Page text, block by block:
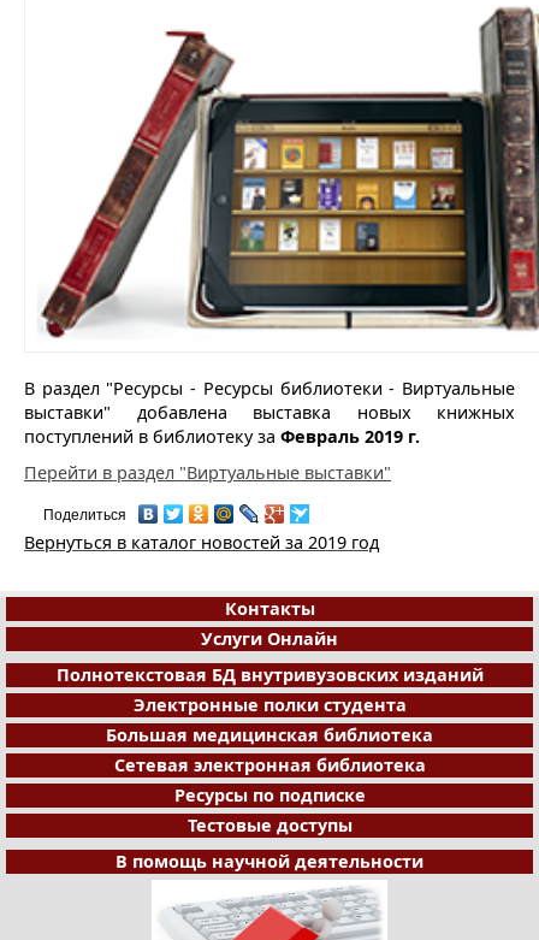
В раздел "Ресурсы - Ресурсы библиотеки - Виртуальные
выставки" добавлена выставка новых книжных
поступлений в библиотеку за Февраль 2019 г.
Перейти в раздел "Виртуальные выставки"
Поделиться
Вернуться в каталог новостей за 2019 год
Контакты
Услуги Онлайн
Полнотекстовая БД внутривузовских изданий
Электронные полки студента
Большая медицинская библиотека
Сетевая электронная библиотека
Ресурсы по подписке
Тестовые доступы
В помощь научной деятельности